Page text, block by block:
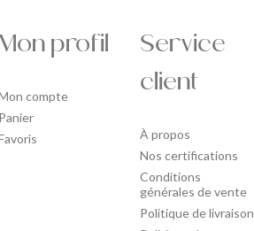
Mon profil
compte
Panier
Service
client
À propos
Nos certifications
Conditions
générales de vente
Politique de livraison